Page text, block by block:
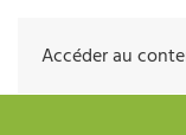
Accéder au